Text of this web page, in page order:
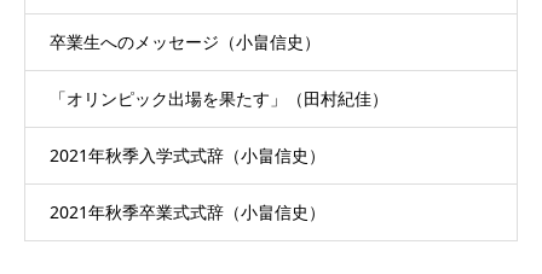
卒業生へのメッセージ（小畠信史）
「オリンピック出場を果たす」（田村紀佳）
2021年秋季入学式式辞（小畠信史）
2021年秋季卒業式式辞（小畠信史）